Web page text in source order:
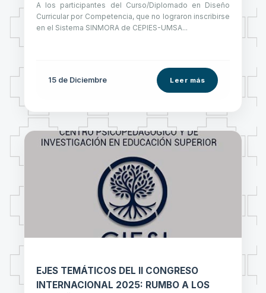
A los participantes del Curso/Diplomado en Diseño
Curricular por Competencia, que no lograron inscribirse
en el Sistema SINMORA de CEPIES-UMSA...
15 de Diciembre Leer más
EJES TEMÁTICOS DEL II CONGRESO
INTERNACIONAL 2025: RUMBO A LOS